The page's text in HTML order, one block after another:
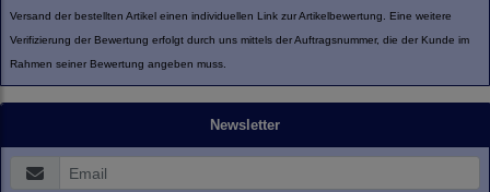
Versand der bestellten Artikel einen individuellen Link zur Artikelbewertung. Eine weitere
Verifizierung der Bewertung erfolgt durch uns mittels der Auftragsnummer, die der Kunde im
Rahmen seiner Bewertung angeben muss.
Newsletter